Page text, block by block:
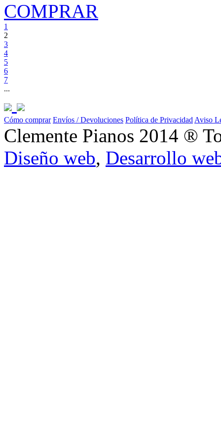
COMPRAR
1
2
3
4
5
6
7
...
Cómo comprar Envíos / Devoluciones Política de Privacidad Aviso
Clemente Pianos 2014 ®
Diseño web, Desarrollo